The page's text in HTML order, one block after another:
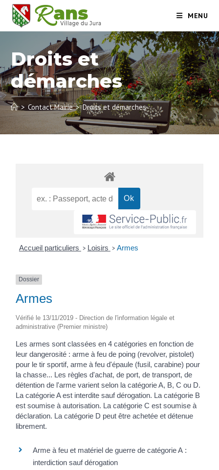
MENU
Droits et
démarches
> Contact Mairie > Droits et démarches
Accueil particuliers > Loisirs > Armes
Dossier
Armes
Vérifié le 13/11/2019 - Direction de l'information légale et
administrative (Premier ministre)
Les armes sont classées en 4 catégories en fonction de
leur dangerosité : arme à feu de poing (revolver, pistolet)
pour le tir sportif, arme à feu d'épaule (fusil, carabine) pour
la chasse... Les règles d'achat, de port, de transport, de
détention de l'arme varient selon la catégorie A, B, C ou D.
La catégorie A est interdite sauf dérogation. La catégorie B
est soumise à autorisation. La catégorie C est soumise à
déclaration. La catégorie D peut être achetée et détenue
librement.
Arme à feu et matériel de guerre de catégorie A :
interdiction sauf dérogation